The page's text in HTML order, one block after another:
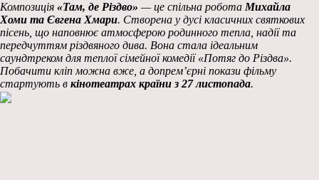
Композиція «Там, де Різдво» — це спільна робота Михайла
Хоми та Євгена Хмари. Створена у дусі класичних святкових
пісень, що наповнює атмосферою родинного тепла, надії та
передчуттям різдвяного дива. Вона стала ідеальним
саундтреком для теплої сімейної комедії «Потяг до Різдва».
Побачити кліп можна вже, а допрем’єрні покази фільму
стартують в кінотеатрах країни з 27 листопада.